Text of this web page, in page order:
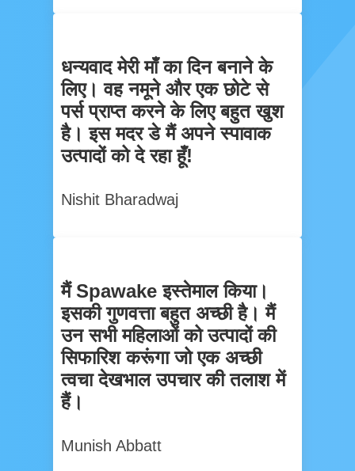
धन्यवाद मेरी माँ का दिन बनाने के
लिए। वह नमूने और एक छोटे से
पर्स प्राप्त करने के लिए बहुत खुश
है। इस मदर डे मैं अपने स्पावाक
उत्पादों को दे रहा हूँ!
Nishit Bharadwaj
मैं Spawake इस्तेमाल किया।
इसकी गुणवत्ता बहुत अच्छी है। मैं
उन सभी महिलाओं को उत्पादों की
सिफारिश करूंगा जो एक अच्छी
त्वचा देखभाल उपचार की तलाश में
हैं।
Munish Abbatt